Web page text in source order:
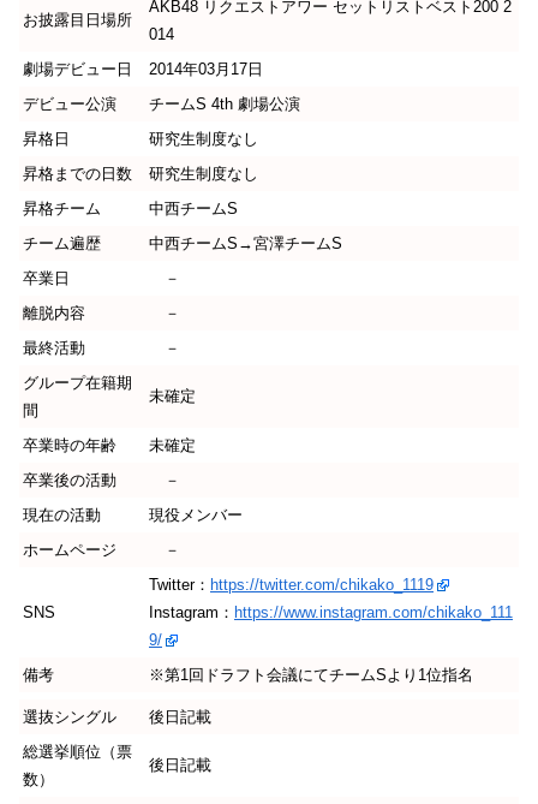
お披露目日場所
AKB48 リクエストアワー セットリストベスト200 2
014
劇場デビュー日
2014年03月17日
デビュー公演
チームS 4th 劇場公演
昇格日
研究生制度なし
昇格までの日数
研究生制度なし
昇格チーム
中西チームS
チーム遍歴
中西チームS→宮澤チームS
卒業日
－
離脱内容
－
最終活動
－
グループ在籍期
間
未確定
卒業時の年齢
未確定
卒業後の活動
－
現在の活動
現役メンバー
ホームページ
－
SNS
Twitter： https://twitter.com/chikako_1119
Instagram： https://www.instagram.com/chikako_111
9/
備考
※第1回ドラフト会議にてチームSより1位指名
選抜シングル
後日記載
総選挙順位（票
数）
後日記載